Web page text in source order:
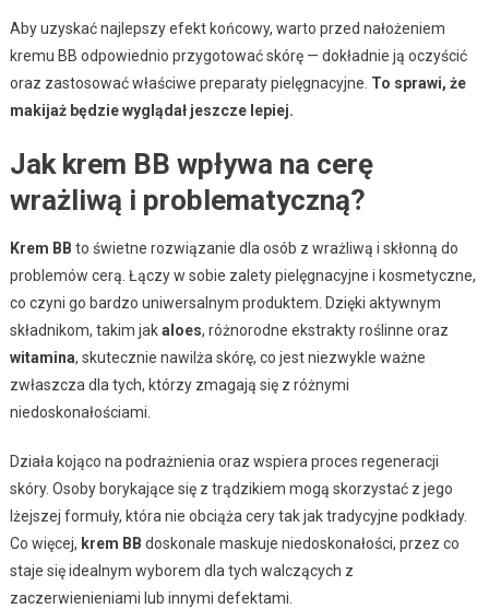
Aby uzyskać najlepszy efekt końcowy, warto przed nałożeniem
kremu BB odpowiednio przygotować skórę — dokładnie ją oczyścić
oraz zastosować właściwe preparaty pielęgnacyjne. To sprawi, że
makijaż będzie wyglądał jeszcze lepiej.
Jak krem BB wpływa na cerę
wrażliwą i problematyczną?
Krem BB to świetne rozwiązanie dla osób z wrażliwą i skłonną do
problemów cerą. Łączy w sobie zalety pielęgnacyjne i kosmetyczne,
co czyni go bardzo uniwersalnym produktem. Dzięki aktywnym
składnikom, takim jakaloes, różnorodne ekstrakty roślinne oraz
witamina, skutecznie nawilża skórę, co jest niezwykle ważne
zwłaszcza dla tych, którzy zmagają się z różnymi
niedoskonałościami.
Działa kojąco na podrażnienia oraz wspiera proces regeneracji
skóry. Osoby borykające się z trądzikiem mogą skorzystać z jego
lżejszej formuły, która nie obciąża cery tak jak tradycyjne podkłady.
Co więcej, krem BB doskonale maskuje niedoskonałości, przez co
staje się idealnym wyborem dla tych walczących z
zaczerwienieniami lub innymi defektami.